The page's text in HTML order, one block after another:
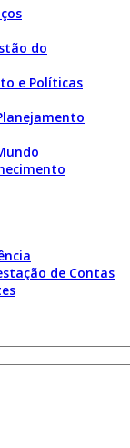
do
e Políticas
de Contas